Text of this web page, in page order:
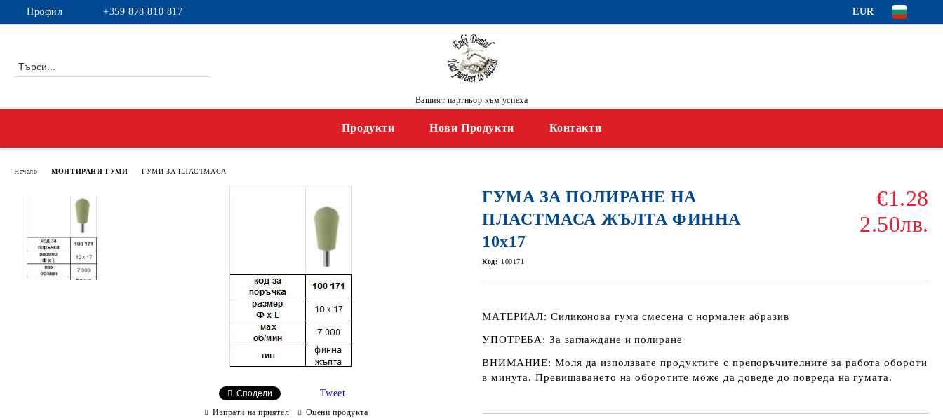
Профил +359 878 810 817 EUR
Вашият партньор към успеха
Продукти Нови Продукти Контакти
Начало МОНТИРАНИ ГУМИ ГУМИ ЗА ПЛАСТМАСА
ГУМА ЗА ПОЛИРАНЕ НА
ПЛАСТМАСА ЖЪЛТА ФИННА
10х17
€1.28
2.50лв.
Код: 100171
МАТЕРИАЛ: Силиконова гума смесена с нормален абразив
УПОТРЕБА:За заглаждане и полиране
ВНИМАНИЕ:Моля да използвате продуктите с препоръчителните за работа обороти
в минута. Превишаването на оборотите може да доведе до повреда на гумата.
Сподели Tweet
Изпрати на приятел Оцени продукта